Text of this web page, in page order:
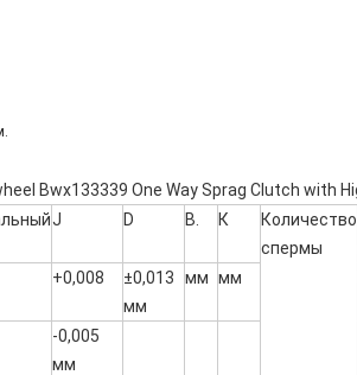
J D В. К
Количество
спермы
+0,008
±0,013
мм
мм мм
-0,005
мм